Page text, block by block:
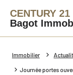
CENTURY 21
Bagot
Immobilier
Journée portes